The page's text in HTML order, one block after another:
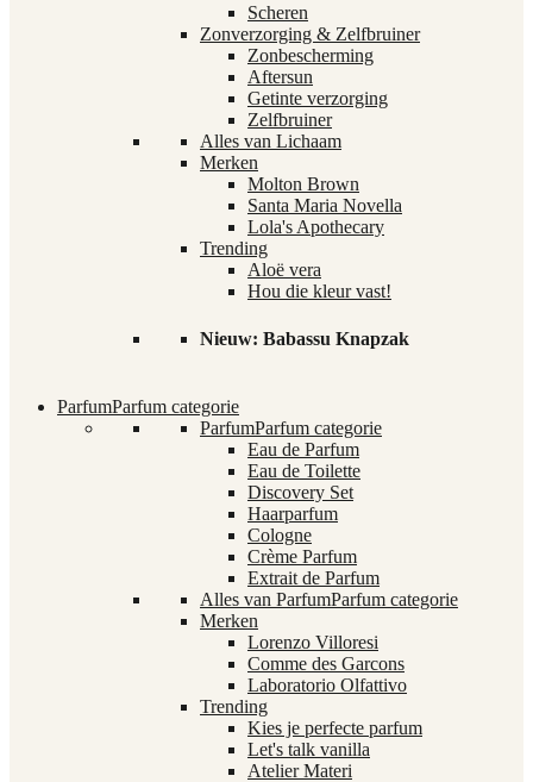
Scheren
Zonverzorging & Zelfbruiner
Zonbescherming
Aftersun
Getinte verzorging
Zelfbruiner
Alles van Lichaam
Merken
Molton Brown
Santa Maria Novella
Lola's Apothecary
Trending
Aloë vera
Hou die kleur vast!
Nieuw: Babassu Knapzak
ParfumParfum categorie
ParfumParfum categorie
Eau de Parfum
Eau de Toilette
Discovery Set
Haarparfum
Cologne
Crème Parfum
Extrait de Parfum
Alles van ParfumParfum categorie
Merken
Lorenzo Villoresi
Comme des Garcons
Laboratorio Olfattivo
Trending
Kies je perfecte parfum
Let's talk vanilla
Atelier Materi